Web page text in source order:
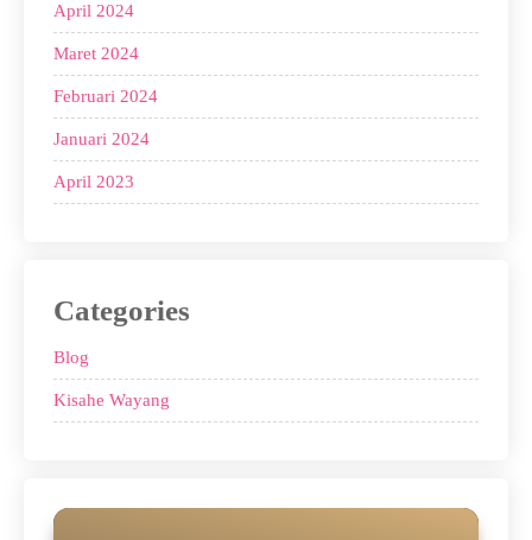
April 2024
Maret 2024
Februari 2024
Januari 2024
April 2023
Categories
Blog
Kisahe Wayang